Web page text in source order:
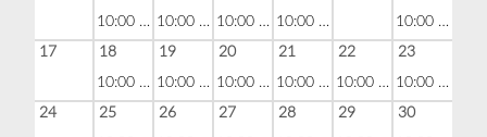
10:00 - 19:00
10:00 - 19:00
10:00 - 19:00
10:00 - 19:00
10:00 - 19:00
17
18
10:00 - 19:00
19
10:00 - 19:00
20
10:00 - 19:00
21
10:00 - 19:00
22
10:00 - 19:00
23
10:00 - 19:00
24
25
26
27
28
29
30